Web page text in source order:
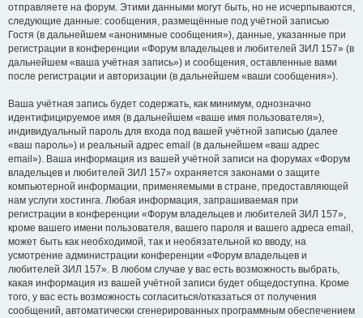
отправляете на форум. Этими данными могут быть, но не исчерпываются,
следующие данные: сообщения, размещённые под учётной записью
Гостя (в дальнейшем «анонимные сообщения»), данные, указанные при
регистрации в конференции «Форум владельцев и любителей ЗИЛ 157» (в
дальнейшем «ваша учётная запись») и сообщения, оставленные вами
после регистрации и авторизации (в дальнейшем «ваши сообщения»).
Ваша учётная запись будет содержать, как минимум, однозначно
идентифицируемое имя (в дальнейшем «ваше имя пользователя»),
индивидуальный пароль для входа под вашей учётной записью (далее
«ваш пароль») и реальный адрес email (в дальнейшем «ваш адрес
email»). Ваша информация из вашей учётной записи на форумах «Форум
владельцев и любителей ЗИЛ 157» охраняется законами о защите
компьютерной информации, применяемыми в стране, предоставляющей
нам услуги хостинга. Любая информация, запрашиваемая при
регистрации в конференции «Форум владельцев и любителей ЗИЛ 157»,
кроме вашего имени пользователя, вашего пароля и вашего адреса email,
может быть как необходимой, так и необязательной ко вводу, на
усмотрение администрации конференции «Форум владельцев и
любителей ЗИЛ 157». В любом случае у вас есть возможность выбрать,
какая информация из вашей учётной записи будет общедоступна. Кроме
того, у вас есть возможность согласиться/отказаться от получения
сообщений, автоматически сгенерированных программным обеспечением